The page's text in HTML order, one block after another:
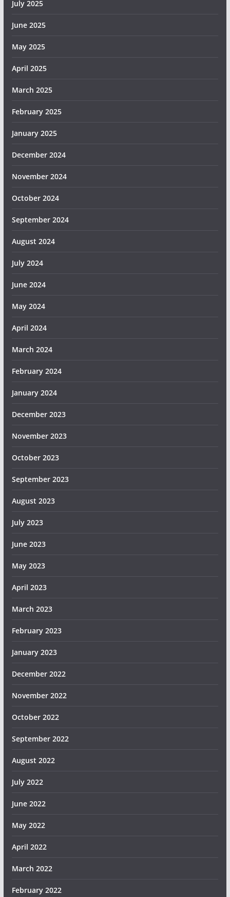
July 2025
June 2025
May 2025
April 2025
March 2025
February 2025
January 2025
December 2024
November 2024
October 2024
September 2024
August 2024
July 2024
June 2024
May 2024
April 2024
March 2024
February 2024
January 2024
December 2023
November 2023
October 2023
September 2023
August 2023
July 2023
June 2023
May 2023
April 2023
March 2023
February 2023
January 2023
December 2022
November 2022
October 2022
September 2022
August 2022
July 2022
June 2022
May 2022
April 2022
March 2022
February 2022